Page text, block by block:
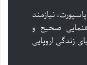
نیازمند
صحیح و
زندگی اروپایی